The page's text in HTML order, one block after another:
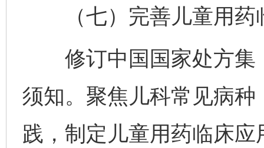
（七）完善儿童用药
修订中国国家处方集
须知。聚焦儿科常见病
践，制定儿童用药临床